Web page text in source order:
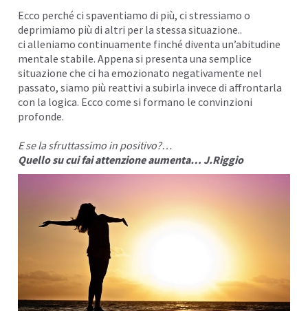
Ecco perché ci spaventiamo di più, ci stressiamo o
deprimiamo più di altri per la stessa situazione..
ci alleniamo continuamente finché diventa un’abitudine
mentale stabile. Appena si presenta una semplice
situazione che ci ha emozionato negativamente nel
passato, siamo più reattivi a subirla invece di affrontarla
con la logica. Ecco come si formano le convinzioni
profonde.
E se la sfruttassimo in positivo?…
Quello su cui fai attenzione aumenta… J.Riggio